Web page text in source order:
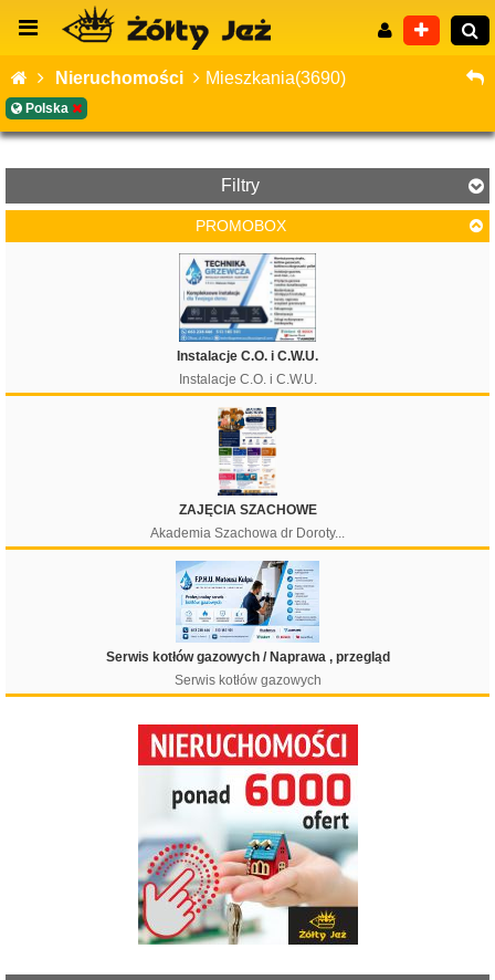
Wyszukiwanie zaawansowane
Nieruchomości Mieszkania(3690)
Polska
Filtry
PROMOBOX
Instalacje C.O. i C.W.U.
Instalacje C.O. i C.W.U.
ZAJĘCIA SZACHOWE
Akademia Szachowa dr Doroty...
Serwis kotłów gazowych / Naprawa , przegląd
Serwis kotłów gazowych